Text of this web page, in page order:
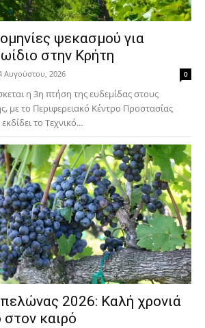
ψεκασμού για
στην Κρήτη
Αυγούστου, 2026 0
η 3η πτήση της ευδεμίδας στους
με το Περιφερειακό Κέντρο Προστασίας
το Τεχνικό...
2026: Καλή χρονιά
καιρό